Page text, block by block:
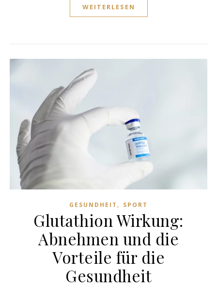
WEITERLESEN
GESUNDHEIT , SPORT
Glutathion Wirkung:
Abnehmen und die
Vorteile für die
Gesundheit